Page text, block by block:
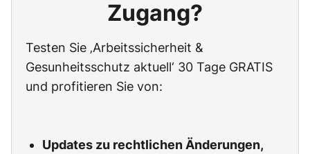
Zugang?
Testen Sie ‚Arbeitssicherheit &
Gesunheitsschutz aktuell‘ 30 Tage GRATIS
und profitieren Sie von:
Updates zu rechtlichen Änderungen,